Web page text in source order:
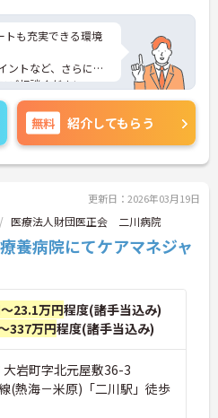
トも充実できる環境
ントなど、さらに詳
ご相談ください。
無料 紹介してもらう
更新日：2026年03月19日
医療法人財団医正会 二川病院
養病院にてケアマネジャ
23.1万円程度(諸手当込み)
337万円程度(諸手当込み)
大岩町字北元屋敷36-3
(熱海－米原)「二川駅」徒歩